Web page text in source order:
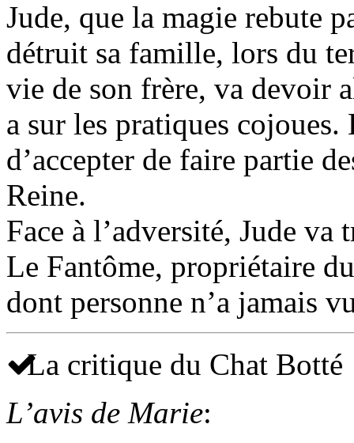
Jude, que la magie rebute
détruit sa famille, lors du
vie de son frère, va devoir
a sur les pratiques cojoues.
d’accepter de faire partie
Reine.
Face à l’adversité, Jude
Le Fantôme, propriétaire
dont personne n’a jamais
La critique du Chat Botté
L’avis de Marie: